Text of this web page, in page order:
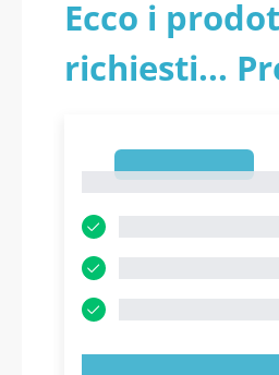
Ecco i
richiesti...